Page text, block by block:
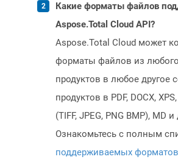
Какие форматы файлов
Aspose.Total Cloud API?
Aspose.Total Cloud может
форматы файлов из
продуктов в любое другое
продуктов в PDF, DOCX,
(TIFF, JPEG, PNG BMP), MD и
Ознакомьтесь с полным
поддерживаемых